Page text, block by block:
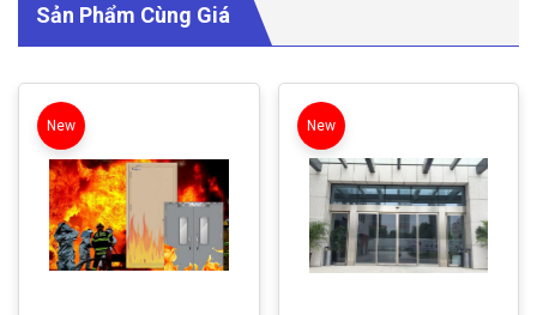
Sản Phẩm Cùng Giá
New New